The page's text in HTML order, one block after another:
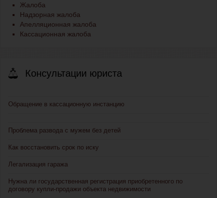
Жалоба
Надзорная жалоба
Апелляционная жалоба
Кассационная жалоба
Консультации юриста
Обращение в кассационную инстанцию
Проблема развода с мужем без детей
Как восстановить срок по иску
Легализация гаража
Нужна ли государственная регистрация приобретенного по
договору купли-продажи объекта недвижимости